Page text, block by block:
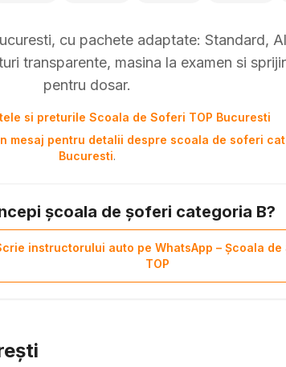
cu pachete adaptate: Standard,
transparente, masina la examen si
pentru dosar.
si preturile Scoala de Soferi TOP Bucuresti
mesaj pentru detalii despre scoala de soferi
Bucuresti.
școala de șoferi categoria B?
instructorului auto pe WhatsApp – Școala de
TOP